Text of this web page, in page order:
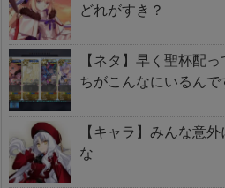
どれがすき？
【ネタ】早く聖杯配
ちがこんなにいるんで
【キャラ】みんな意
な